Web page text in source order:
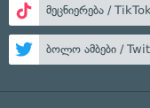
მეცნიერება / TikTok
ბოლო ამბები /